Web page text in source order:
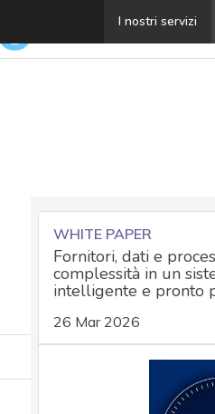
I nostri servizi
Avast ha venduto i
WHITE PAPER
Fornitori, dati e
complessità in un
intelligente e pronto
26 Mar 2026